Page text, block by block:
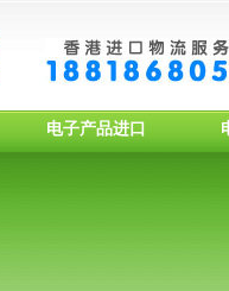
电子产品进口